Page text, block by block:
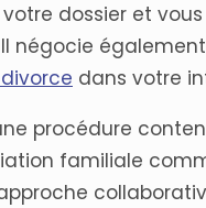
dossier et
négocie
dans votre
procédure
familiale